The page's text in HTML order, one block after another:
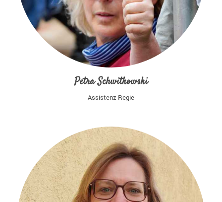
Petra Schwitkowski
Assistenz Regie